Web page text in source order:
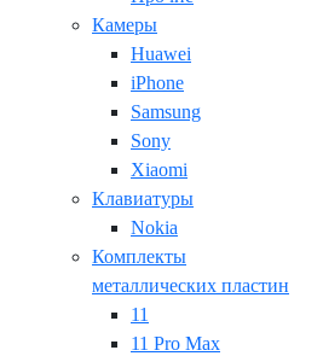
Камеры
Huawei
iPhone
Samsung
Sony
Xiaomi
Клавиатуры
Nokia
Комплекты
металлических пластин
11
11 Pro Max